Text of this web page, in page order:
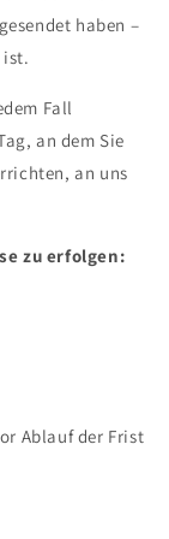
haben –
ist.
Fall
an dem Sie
an uns
zu erfolgen:
Ablauf der Frist